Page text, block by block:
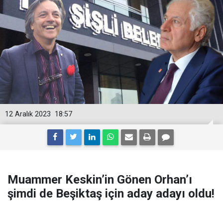
18:57
12 Aralık 2023
Muammer Keskin’in Gönen Orhan’ı
şimdi de Beşiktaş için aday adayı oldu!